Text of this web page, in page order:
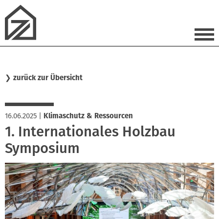
❯ zurück zur Übersicht
16.06.2025 Klimaschutz & Ressourcen
1. Internationales Holzbau
Symposium